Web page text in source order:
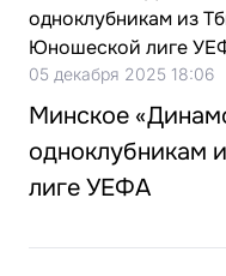
05 декабря 2025 18:06
Минское
одноклубникам
лиге УЕФА